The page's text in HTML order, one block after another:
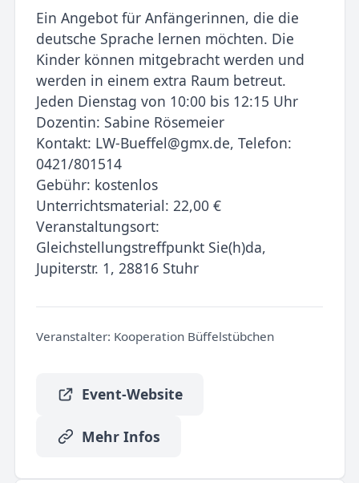
Ein Angebot für Anfängerinnen, die die
deutsche Sprache lernen möchten. Die
Kinder können mitgebracht werden und
werden in einem extra Raum betreut.
Jeden Dienstag von 10:00 bis 12:15 Uhr
Dozentin: Sabine Rösemeier
Kontakt: LW-Bueffel@gmx.de, Telefon:
0421/801514
Gebühr: kostenlos
Unterrichtsmaterial: 22,00 €
Veranstaltungsort:
Gleichstellungstreffpunkt Sie(h)da,
Jupiterstr. 1, 28816 Stuhr
Veranstalter: Kooperation Büffelstübchen
Event-Website
Mehr Infos